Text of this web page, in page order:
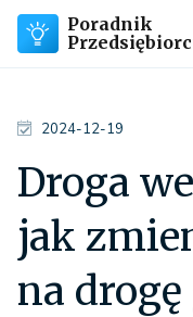
Poradnik
2024-12-19
Droga
jak
na